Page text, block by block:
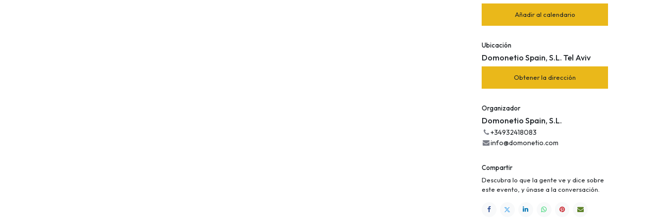
Añadir al calendario
Ubicación
Domonetio Spain, S.L. Tel Aviv
Obtener la dirección
Organizador
Domonetio Spain, S.L.
+34932418083
info@domonetio.com
Compartir
Descubra lo que la gente ve y dice sobre
este evento, y únase a la conversación.